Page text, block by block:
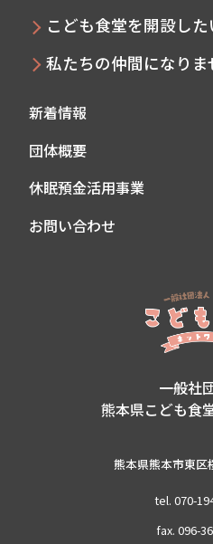
こども食堂を開設し
私たちの仲間になりま
新着情報
団体概要
休眠預金活用事業
お問い合わせ
一般社
熊本県こども食
熊本県熊本市東区
tel. 070-
fax. 096-